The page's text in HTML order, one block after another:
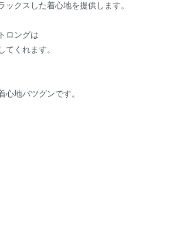
ックスした着心地を提供します。
ロングは
てくれます。
心地バツグンです。